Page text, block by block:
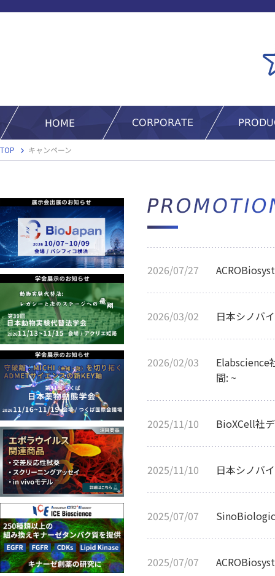
TOP キャンペーン
2026/07/27
2026/03/02 日本シノバ
2026/02/03
Elabscience
間: ~
2025/11/10 BioXCell社
2025/11/10 日本シノバ
2025/07/07
2025/07/07